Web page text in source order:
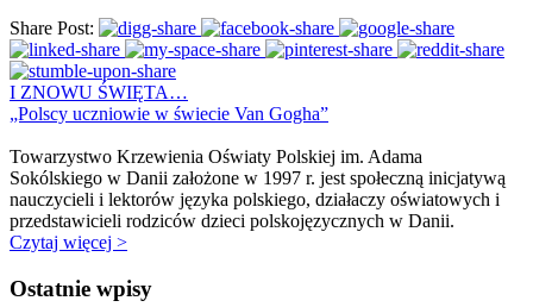
Share Post:
I ZNOWU ŚWIĘTA…
„Polscy uczniowie w świecie Van Gogha”
Towarzystwo Krzewienia Oświaty Polskiej im. Adama
Sokólskiego w Danii założone w 1997 r. jest społeczną inicjatywą
nauczycieli i lektorów języka polskiego, działaczy oświatowych i
przedstawicieli rodziców dzieci polskojęzycznych w Danii.
Czytaj więcej >
Ostatnie wpisy